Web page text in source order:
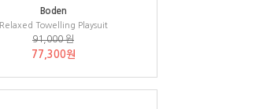
Boden
Relaxed Towelling Playsuit
91,000 원
77,300원